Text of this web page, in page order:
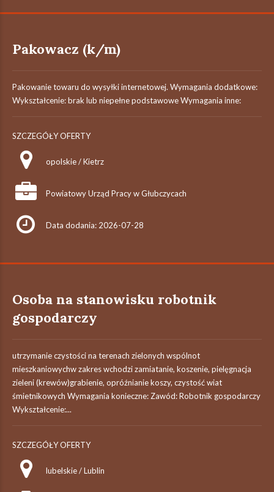
Pakowacz (k/m)
Pakowanie towaru do wysyłki internetowej. Wymagania dodatkowe:
Wykształcenie: brak lub niepełne podstawowe Wymagania inne:
SZCZEGÓŁY OFERTY
opolskie / Kietrz
Powiatowy Urząd Pracy w Głubczycach
Data dodania: 2026-07-28
Osoba na stanowisku robotnik
gospodarczy
utrzymanie czystości na terenach zielonych wspólnot
mieszkaniowychw zakres wchodzi zamiatanie, koszenie, pielęgnacja
zieleni (krewów)grabienie, opróźnianie koszy, czystość wiat
śmietnikowych Wymagania konieczne: Zawód: Robotnik gospodarczy
Wykształcenie:...
SZCZEGÓŁY OFERTY
lubelskie / Lublin